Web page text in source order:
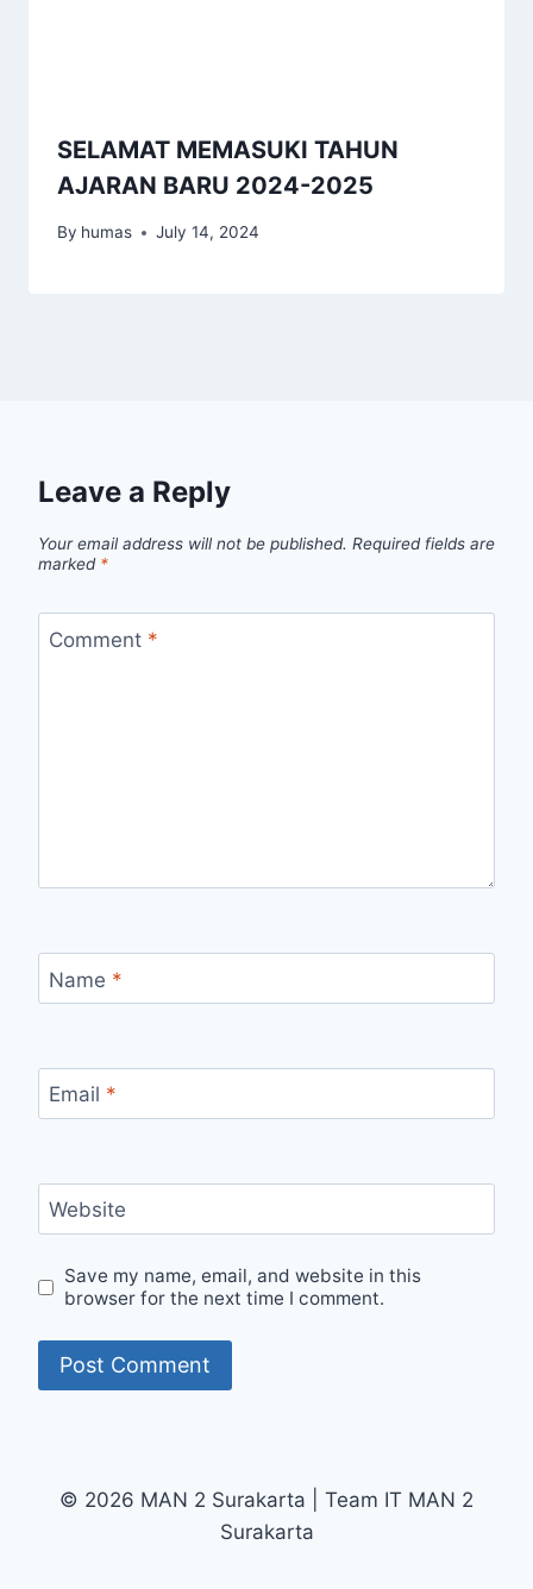
SELAMAT MEMASUKI TAHUN
AJARAN BARU 2024-2025
By humas July 14, 2024
Leave a Reply
Your email address will not be published. Required fields are
marked *
Comment *
Name *
Email *
Website
Save my name, email, and website in this
browser for the next time I comment.
© 2026 MAN 2 Surakarta | Team IT MAN 2
Surakarta